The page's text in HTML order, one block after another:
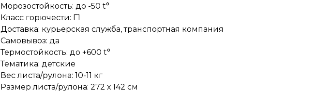
Морозостойкость: до -50 t°
Класс горючести: Г1
Доставка: курьерская служба, транспортная компания
Самовывоз: да
Термостойкость: до +600 t°
Тематика: детские
Вес листа/рулона: 10-11 кг
Размер листа/рулона: 272 х 142 см